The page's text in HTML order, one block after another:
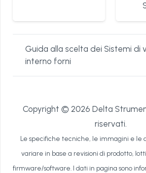
Guida alla scelta dei Sistemi di
interno forni
Copyright © 2026 Delta
riservati.
Le specifiche tecniche, le immagini e le
variare in base a revisioni di prodotto,
firmware/software. I dati in pagina sono